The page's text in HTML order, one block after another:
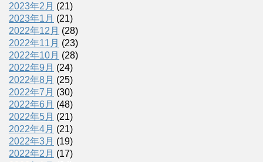
2023年2月 (21)
2023年1月 (21)
2022年12月 (28)
2022年11月 (23)
2022年10月 (28)
2022年9月 (24)
2022年8月 (25)
2022年7月 (30)
2022年6月 (48)
2022年5月 (21)
2022年4月 (21)
2022年3月 (19)
2022年2月 (17)